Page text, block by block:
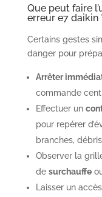
Que peut faire
erreur e7 daikin
Certains gestes
danger pour
Arrêter
commande
Effectuer un
pour repérer
branches,
Observer la
de surchauffe
Laisser un